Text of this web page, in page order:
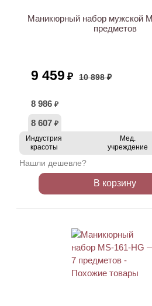
Маникюрный набор мужской
предметов
9 459 ₽ 10 898 ₽
8 986 ₽
8 607 ₽
Индустрия
красоты
Мед.
учреждение
Нашли дешевле?
В корзину